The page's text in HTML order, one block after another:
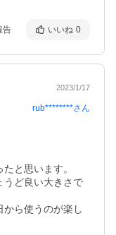
告 いいね 0
2023/1/17
rub********さん
と思います。
うど良い大きさで
ら使うのが楽し